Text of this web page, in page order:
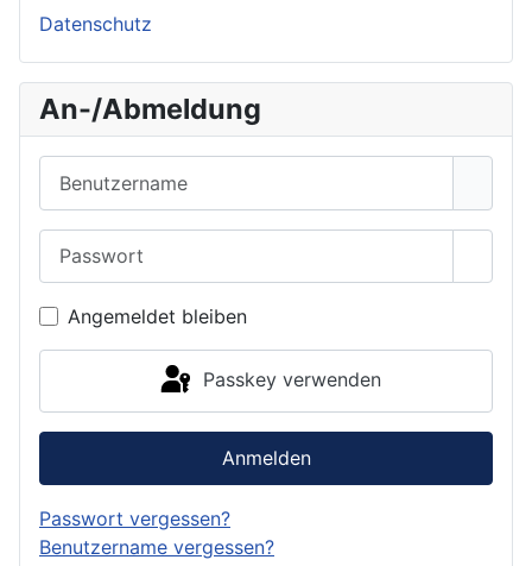
Datenschutz
An-/Abmeldung
Angemeldet bleiben
Passkey verwenden
Anmelden
Passwort vergessen?
Benutzername vergessen?